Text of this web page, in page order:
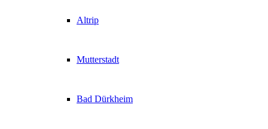
Altrip
Mutterstadt
Bad Dürkheim